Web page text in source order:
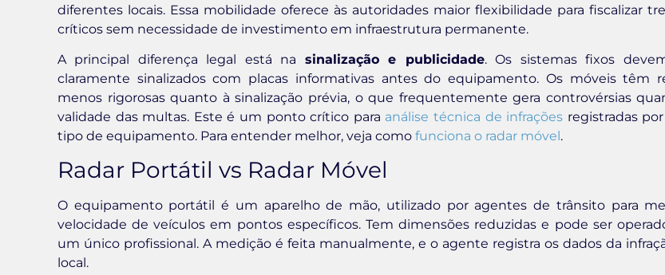
diferentes locais. Essa mobilidade oferece às autoridades maior flexibilidade para fiscalizar
críticos sem necessidade de investimento em infraestrutura permanente.
A principal diferença legal está na sinalização e publicidade. Os sistemas fixos
claramente sinalizados com placas informativas antes do equipamento. Os móveis têm
menos rigorosas quanto à sinalização prévia, o que frequentemente gera controvérsias
validade das multas. Este é um ponto crítico para análise técnica de infrações registradas
tipo de equipamento. Para entender melhor, veja como funciona o radar móvel.
Radar Portátil vs Radar Móvel
O equipamento portátil é um aparelho de mão, utilizado por agentes de trânsito para
velocidade de veículos em pontos específicos. Tem dimensões reduzidas e pode ser
um único profissional. A medição é feita manualmente, e o agente registra os dados da
local.